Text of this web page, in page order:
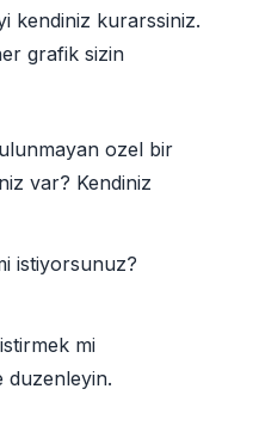
kendiniz kurarssiniz.
grafik sizin
ozel bir
var? Kendiniz
istiyorsunuz?
mi
duzenleyin.